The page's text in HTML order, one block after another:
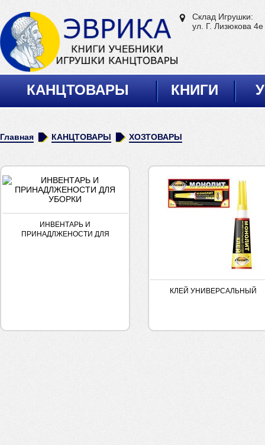
Склад Игрушки:
ул. Г. Лизюкова 4е
КАНЦТОВАРЫ КНИГИ
Главная КАНЦТОВАРЫ ХОЗТОВАРЫ
ИНВЕНТАРЬ И
ПРИНАДЛЖЕНОСТИ ДЛЯ
КЛЕЙ УНИВЕРСАЛЬНЫЙ